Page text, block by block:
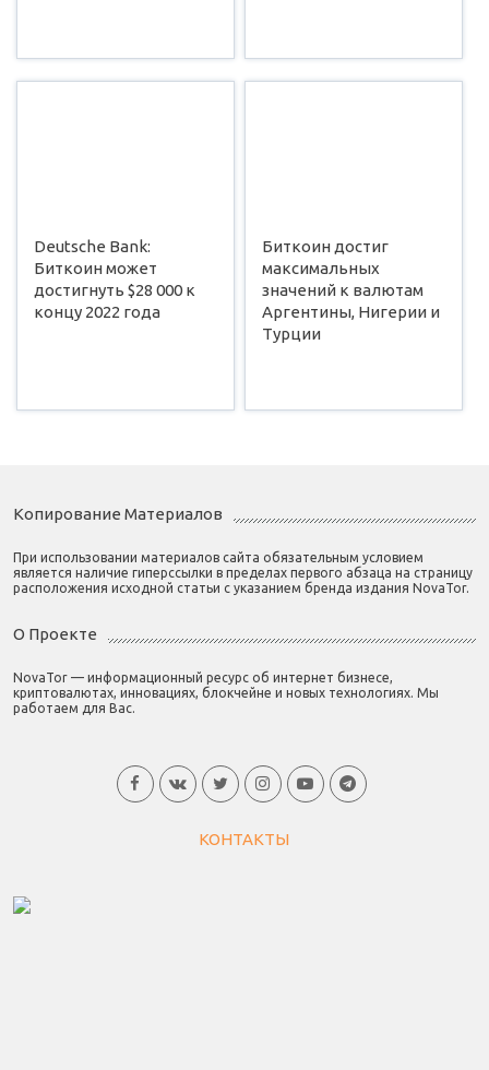
Deutsche Bank:
Биткоин может
достигнуть $28 000 к
концу 2022 года
Биткоин достиг
максимальных
значений к валютам
Аргентины, Нигерии и
Турции
Копирование Материалов
При использовании материалов сайта обязательным условием
является наличие гиперссылки в пределах первого абзаца на страницу
расположения исходной статьи с указанием бренда издания NovaTor.
О Проекте
NovaTor — информационный ресурс об интернет бизнесе,
криптовалютах, инновациях, блокчейне и новых технологиях. Мы
работаем для Вас.
КОНТАКТЫ